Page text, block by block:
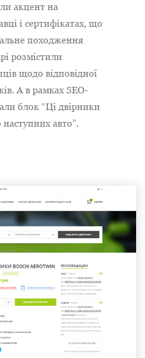
акцент на
і сертифікатах, що
походження
розмістили
щодо відповідної
А в рамках SEO-
блок “Ці двірники
авто”.